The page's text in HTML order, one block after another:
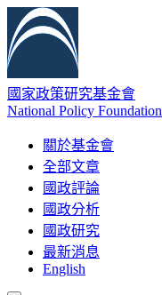
國家政策研究基金會
National Policy Foundation
關於基金會
全部文章
國政評論
國政分析
國政研究
最新消息
English